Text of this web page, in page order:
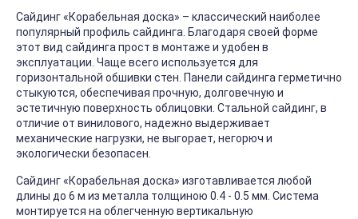
Сайдинг «Корабельная доска» – классический наиболее
популярный профиль сайдинга. Благодаря своей форме
этот вид сайдинга прост в монтаже и удобен в
эксплуатации. Чаще всего используется для
горизонтальной обшивки стен. Панели сайдинга герметично
стыкуются, обеспечивая прочную, долговечную и
эстетичную поверхность облицовки. Стальной сайдинг, в
отличие от винилового, надежно выдерживает
механические нагрузки, не выгорает, негорюч и
экологически безопасен.
Сайдинг «Корабельная доска» изготавливается любой
длины до 6 м из металла толщиною 0.4 - 0.5 мм. Система
монтируется на облегченную вертикальную